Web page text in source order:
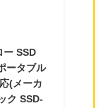
ー SSD
ータブル
(メーカ
ク SSD-